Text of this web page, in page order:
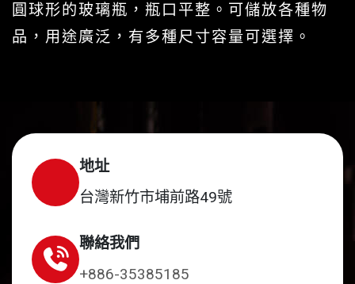
圓球形的玻璃瓶，瓶口平整。可儲放各種物
品，用途廣泛，有多種尺寸容量可選擇。
地址
台灣新竹市埔前路49號
聯絡我們
+886-35385185